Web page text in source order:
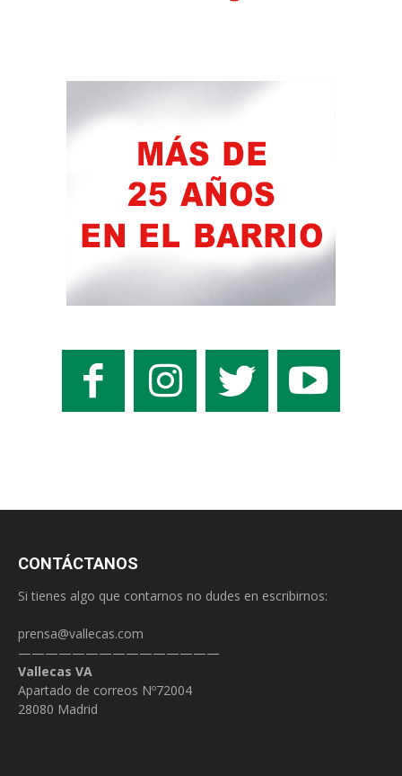
CONTÁCTANOS
Si tienes algo que contarnos no dudes en escribirnos:
prensa@vallecas.com
———————————————
Vallecas VA
Apartado de correos Nº72004
28080 Madrid